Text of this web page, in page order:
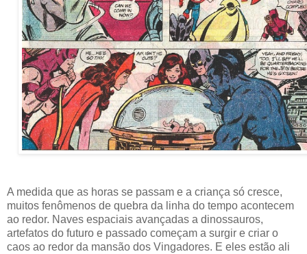
A medida que as horas se passam e a criança só cresce,
muitos fenômenos de quebra da linha do tempo acontecem
ao redor. Naves espaciais avançadas a dinossauros,
artefatos do futuro e passado começam a surgir e criar o
caos ao redor da mansão dos Vingadores. E eles estão ali